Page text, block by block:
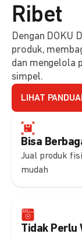
Bisa
Jual produk
mudah
Tidak Perlu
Ribet
Dengan DOKU
produk,
dan mengelola
simpel.
LIHAT